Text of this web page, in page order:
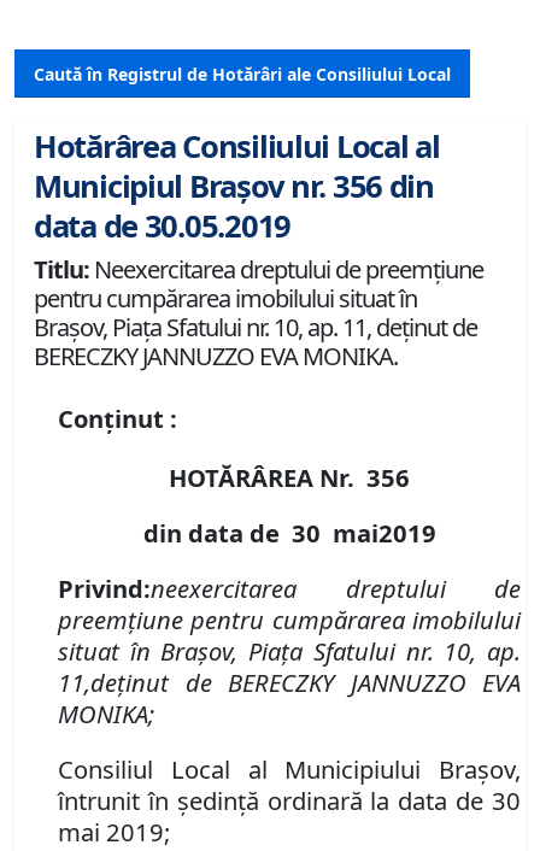
Caută în Registrul de Hotărâri ale Consiliului Local
Hotărârea Consiliului Local al
Municipiul Brașov nr. 356 din
data de 30.05.2019
Titlu: Neexercitarea dreptului de preemţiune
pentru cumpărarea imobilului situat în
Braşov, Piaţa Sfatului nr. 10, ap. 11, deţinut de
BERECZKY JANNUZZO EVA MONIKA.
Conținut :
HOTĂRÂREA Nr. 356
din data de 30 mai2019
Privind:neexercitarea dreptului de
preemţiune pentru cumpărarea imobilului
situat în Braşov, Piaţa Sfatului nr. 10, ap.
11,deţinutde BERECZKY JANNUZZO EVA
MONIKA;
Consiliul Local al Municipiului Brașov,
întrunit în ședință ordinară la data de 30
mai 2019;